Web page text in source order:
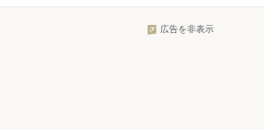
広告を非表示